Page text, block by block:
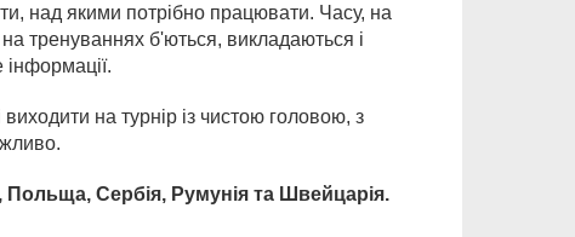
над якими потрібно працювати. Часу, на
тренуваннях б'ються, викладаються і
на турнір із чистою головою, з
Сербія, Румунія та Швейцарія.